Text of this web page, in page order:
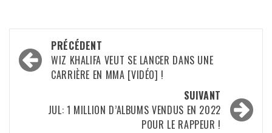
Navigation
d’article
PRÉCÉDENT
WIZ KHALIFA VEUT SE LANCER DANS UNE
CARRIÈRE EN MMA [VIDÉO] !
SUIVANT
JUL: 1 MILLION D’ALBUMS VENDUS EN 2022
POUR LE RAPPEUR !